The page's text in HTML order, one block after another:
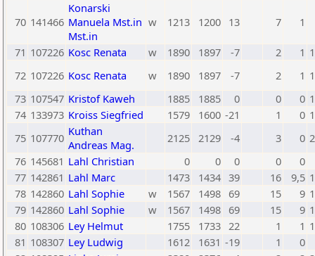
70 141466
Konarski
Manuela Mst.in
Mst.in
w 1213 1200 13 7 1
71 107226 Kosc Renata w 1890 1897 -7 2 1
72 107226 Kosc Renata w 1890 1897 -7 2 1
73 107547 Kristof Kaweh 1885 1885 0 0 0
74 133973 Kroiss Siegfried 1579 1600 -21 1 0
75 107770 Kuthan
Andreas Mag.
2125 2129 -4 3 0
76 145681 Lahl Christian 0 0 0 0
0
77 142861 Lahl Marc 1473 1434 39 16 9,5
78 142860 Lahl Sophie w 1567 1498 69 15 9
79 142860 Lahl Sophie w 1567 1498 69 15 9
80 108306 Ley Helmut 1755 1733 22 1 1
81 108307 Ley Ludwig 1612 1631 -19 1
0